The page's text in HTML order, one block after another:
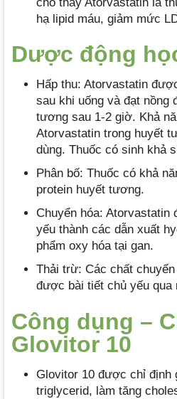
hạ lipid máu, giảm mức
Dược động
Hấp thu: Atorvastatin
sau khi uống và đạt nồng
tương sau 1-2 giờ. Khả
Atorvastatin trong huyết
dùng. Thuốc có sinh khả
Phân bố: Thuốc có khả
protein huyết tương.
Chuyển hóa: Atorvastatin
yếu thành các dẫn xuất
phẩm oxy hóa tại gan.
Thải trừ: Các chất
được bài tiết chủ yếu
Công dụng –
Glovitor 10
Glovitor 10 được chỉ định
triglycerid, làm tăng